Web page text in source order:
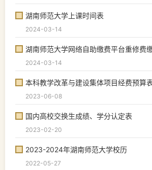
湖南师范大学上课时间表
2024-03-14
湖南师范大学网络自助缴费平台重修费
2024-03-14
本科教学改革与建设集体项目经费预算
2023-06-08
国内高校交换生成绩、学分认定表
2023-02-20
2023-2024年湖南师范大学校历
2022-05-27